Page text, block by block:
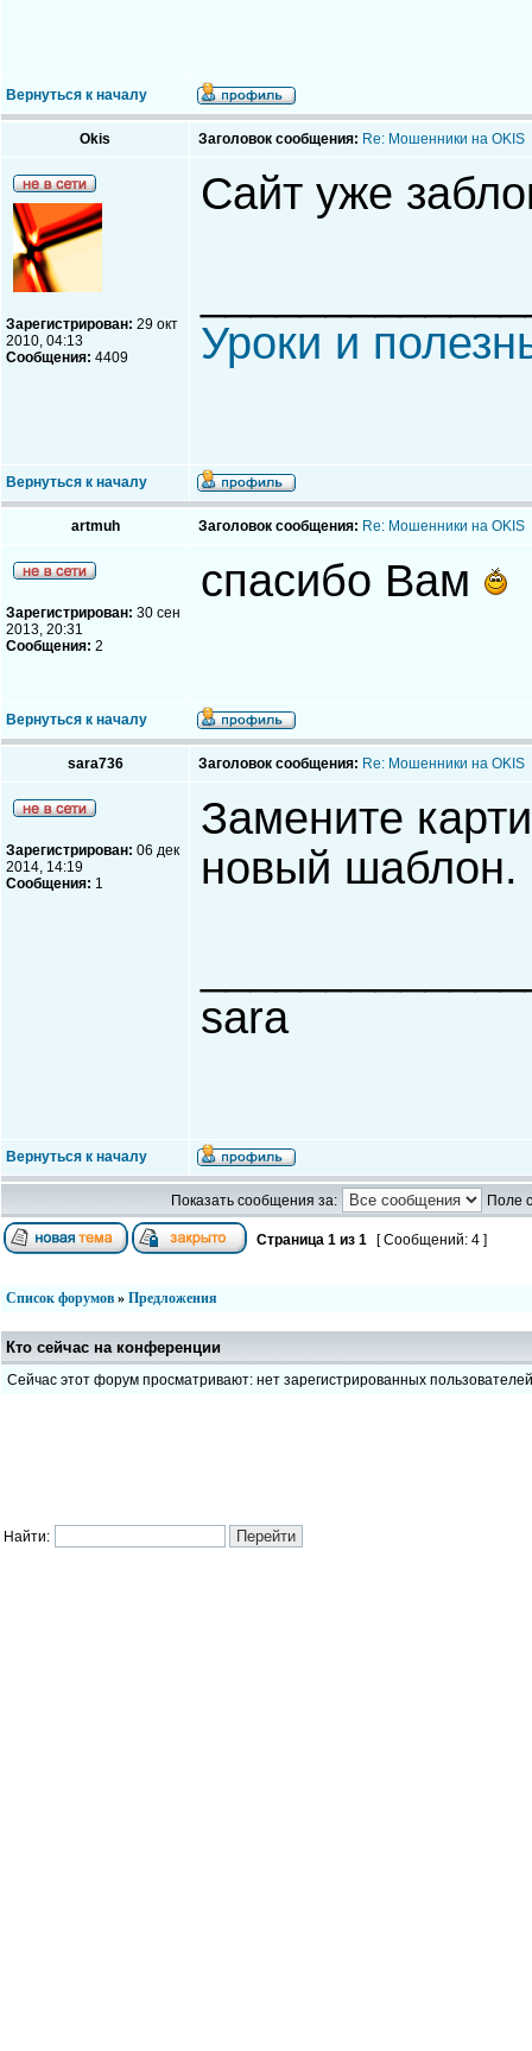
Вернуться к началу
Okis Заголовок сообщения: Re: Мошенники на OKIS
Зарегистрирован: 29 окт
2010, 04:13
Сообщения: 4409
Сайт уже
Уроки и
Вернуться к началу
artmuh Заголовок сообщения: Re: Мошенники на OKIS
Зарегистрирован: 30 сен
2013, 20:31
Сообщения: 2
спасибо Вам
Вернуться к началу
sara736 Заголовок сообщения: Re: Мошенники на OKIS
Зарегистрирован: 06 дек
2014, 14:19
Сообщения: 1
Замените
новый шаблон.
sara
Вернуться к началу
Показать сообщения за: Поле
Страница 1 из 1 [ Сообщений: 4 ]
Список форумов » Предложения
Кто сейчас на конференции
Сейчас этот форум просматривают: нет зарегистрированных пользователей
Найти: